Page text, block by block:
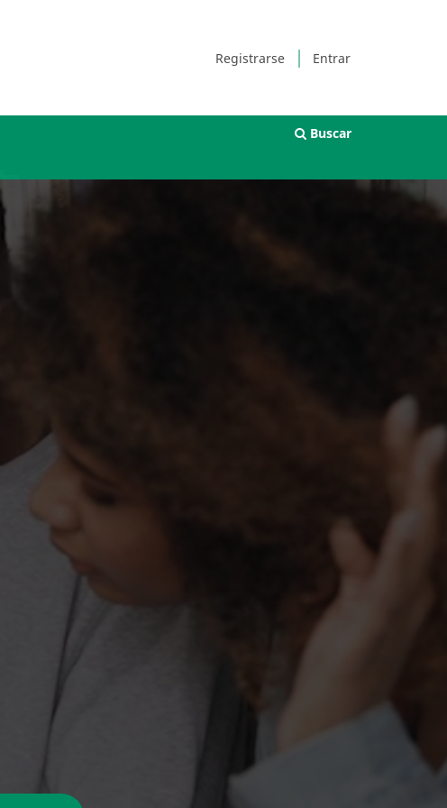
Registrarse Entrar
Buscar